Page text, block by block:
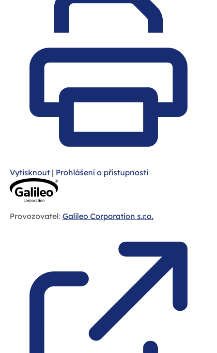
Vytisknout | Prohlášení o přístupnosti
Provozovatel: Galileo Corporation s.r.o.